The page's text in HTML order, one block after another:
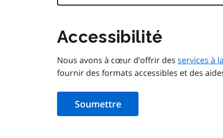
Accessibilité
Nous avons à cœur d’offrir des services à
fournir des formats accessibles et des